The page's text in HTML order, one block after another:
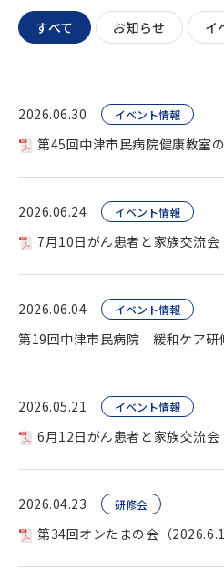
すべて お知らせ イ
2026.06.30 イベント情報
第45回中津市民病院健康教室
2026.06.24 イベント情報
7月10日がん患者と家族交流
2026.06.04 イベント情報
第19回中津市民病院 緩和ケア研
2026.05.21 イベント情報
6月12日がん患者と家族交流
2026.04.23 研修会
第34回オンたまの会（2026.6.13開催